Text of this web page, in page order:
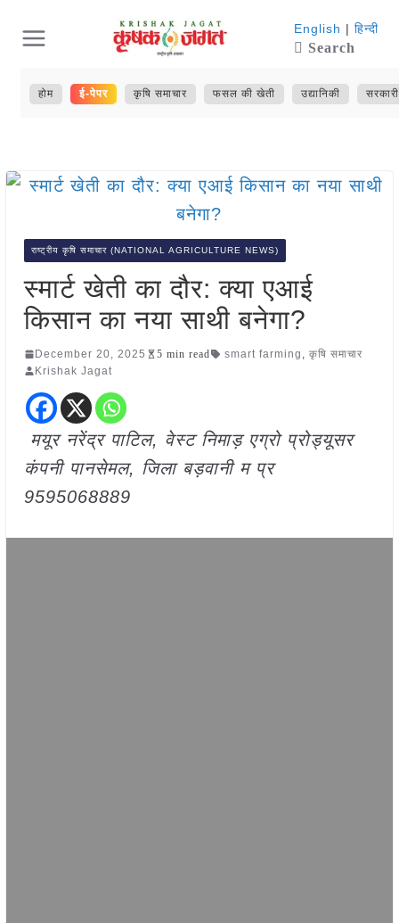
content
English | हिन्दी
Search
होम ई-पेपर कृषि समाचार फसल की खेती उद्यानिकी
राष्ट्रीय कृषि समाचार (NATIONAL AGRICULTURE NEWS)
स्मार्ट खेती का दौर: क्या एआई
किसान का नया साथी बनेगा?
December 20, 2025 5 min read smart farming , कृषि समाचार
Krishak Jagat
मयूर नरेंद्र पाटिल, वेस्ट निमाड़ एग्रो प्रोड्यूसर
कंपनी पानसेमल, जिला बड़वानी म प्र
9595068889